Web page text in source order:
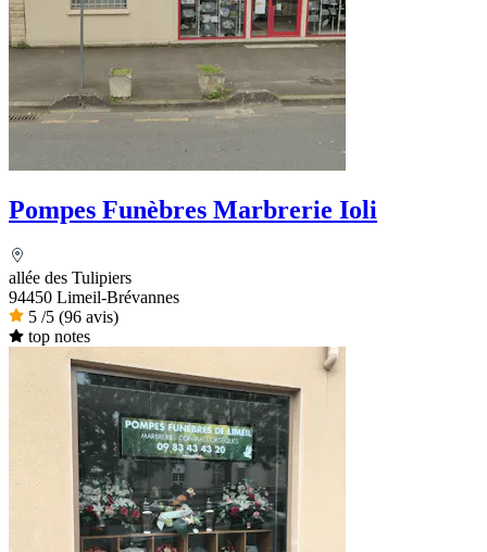
Pompes Funèbres Marbrerie Ioli
allée des Tulipiers
94450 Limeil-Brévannes
5 /5 (96 avis)
top notes